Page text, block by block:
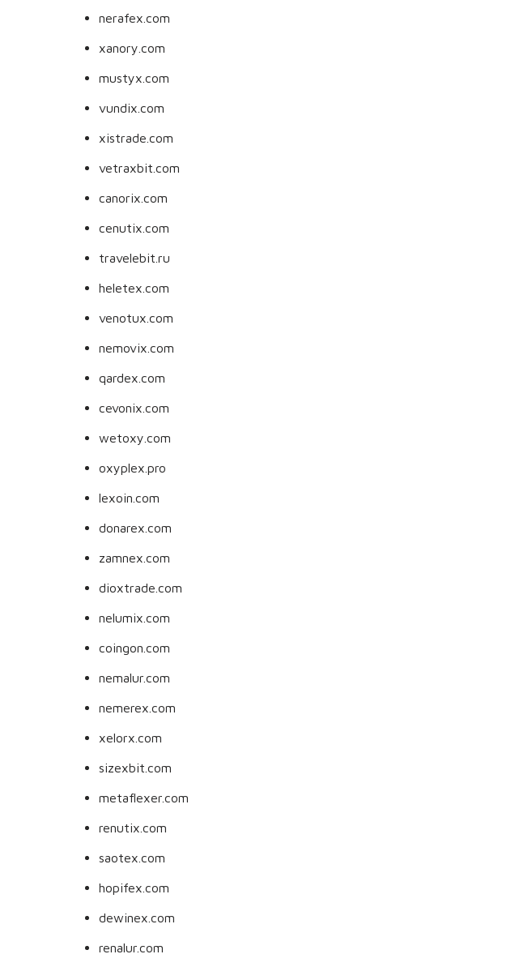
nerafex.com
xanory.com
mustyx.com
vundix.com
xistrade.com
vetraxbit.com
canorix.com
cenutix.com
travelebit.ru
heletex.com
venotux.com
nemovix.com
qardex.com
cevonix.com
wetoxy.com
oxyplex.pro
lexoin.com
donarex.com
zamnex.com
dioxtrade.com
nelumix.com
coingon.com
nemalur.com
nemerex.com
xelorx.com
sizexbit.com
metaflexer.com
renutix.com
saotex.com
hopifex.com
dewinex.com
renalur.com